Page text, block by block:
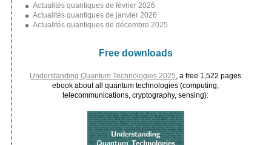
Actualités quantiques de février 2026
Actualités quantiques de janvier 2026
Actualités quantiques de décembre 2025
Free downloads
Understanding Quantum Technologies 2025 , a free 1,522 pages
ebook about all quantum technologies (computing,
telecommunications, cryptography, sensing):